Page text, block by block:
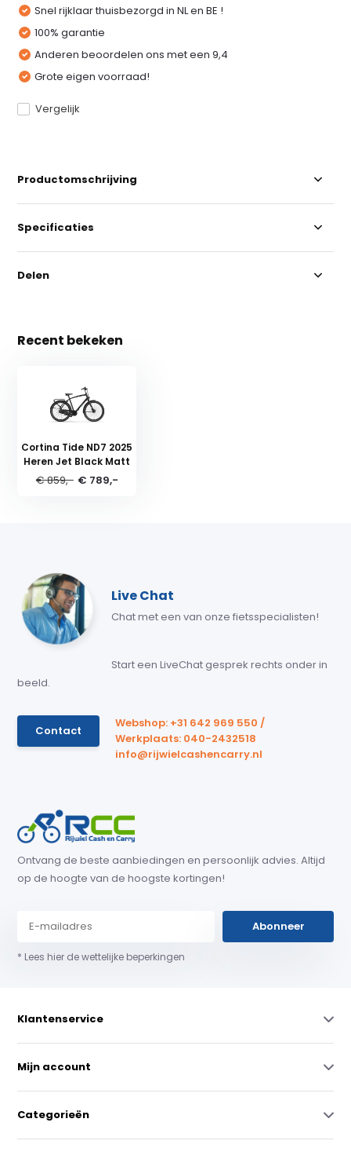
Snel rijklaar thuisbezorgd in NL en BE !
100% garantie
Anderen beoordelen ons met een 9,4
Grote eigen voorraad!
Vergelijk
Productomschrijving
Specificaties
Delen
Recent bekeken
Cortina Tide ND7 2025
Heren Jet Black Matt
€ 859,- € 789,-
Live Chat
Chat met een van onze fietsspecialisten!
Start een LiveChat gesprek rechts onder in
beeld.
Contact
Webshop: +31 642 969 550 /
Werkplaats: 040-2432518
info@rijwielcashencarry.nl
Ontvang de beste aanbiedingen en persoonlijk advies. Altijd
op de hoogte van de hoogste kortingen!
Abonneer
* Lees hier de wettelijke beperkingen
Klantenservice
Mijn account
Categorieën